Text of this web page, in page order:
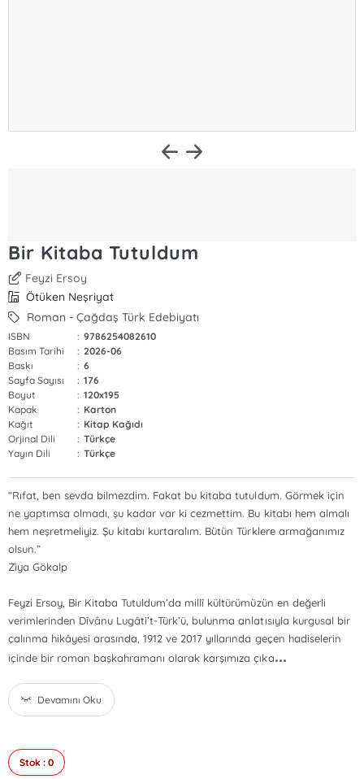
Bir Kitaba Tutuldum
Feyzi Ersoy
Ötüken Neşriyat
Roman - Çağdaş Türk Edebiyatı
ISBN : 9786254082610
Basım Tarihi
: 2026-06
Baskı
: 6
Sayfa Sayısı
: 176
Boyut
: 120x195
Kapak
: Karton
Kağıt
: Kitap Kağıdı
Orjinal Dili
: Türkçe
Yayın Dili
: Türkçe
“Rıfat, ben sevda bilmezdim. Fakat bu kitaba tutuldum. Görmek için
ne yaptımsa olmadı, şu kadar var ki cezmettim. Bu kitabı hem almalı
hem neşretmeliyiz. Şu kitabı kurtaralım. Bütün Türklere armağanımız
olsun.”
Ziya Gökalp
Feyzi Ersoy, Bir Kitaba Tutuldum’da millî kültürümüzün en değerli
verimlerinden Dîvânu Lugâti’t-Türk’ü, bulunma anlatısıyla kurgusal bir
çalınma hikâyesi arasında, 1912 ve 2017 yıllarında geçen hadiselerin
içinde bir roman başkahramanı olarak karşımıza çıka...
Devamını Oku
Stok : 0